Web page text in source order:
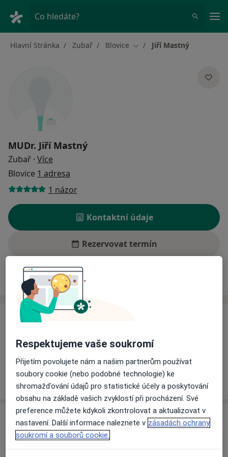
Co hledáte?
Hlavní Stránka Zubař Blovice Změna města
Jiří Mastný
MUDr. Jiří Mastný
Zubař · Více
Blovice 1 adresa
1 názor
Kontaktní údaje
Rezervovat termín
Ceník Adresy
Ceník
Informace o službách a cenách nejsou k dispozici
Tento specialista ještě nepřidával žádné informace o
svých službách.
Adresa
Soukromá zubní ordinace
Respektujeme vaše soukromí
Přijetím povolujete nám a našim partnerům používat
soubory cookie (nebo podobné technologie) ke
shromažďování údajů pro statistické účely a poskytování
obsahu na základě vašich zvyklostí při procházení. Své
preference můžete kdykoli zkontrolovat a aktualizovat v
nastavení. Další informace naleznete v zásadách ochrany
soukromí a souborů cookie.